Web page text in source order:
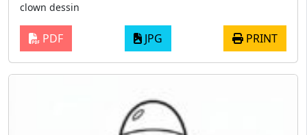
clown dessin
PDF JPG PRINT